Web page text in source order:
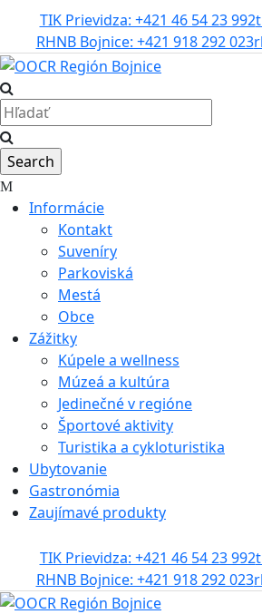
TIK Prievidza: +421 46 54 23 992
RHNB Bojnice: +421 918 292 023
Informácie
Kontakt
Suveníry
Parkoviská
Mestá
Obce
Zážitky
Kúpele a wellness
Múzeá a kultúra
Jedinečné v regióne
Športové aktivity
Turistika a cykloturistika
Ubytovanie
Gastronómia
Zaujímavé produkty
TIK Prievidza: +421 46 54 23 992
RHNB Bojnice: +421 918 292 023